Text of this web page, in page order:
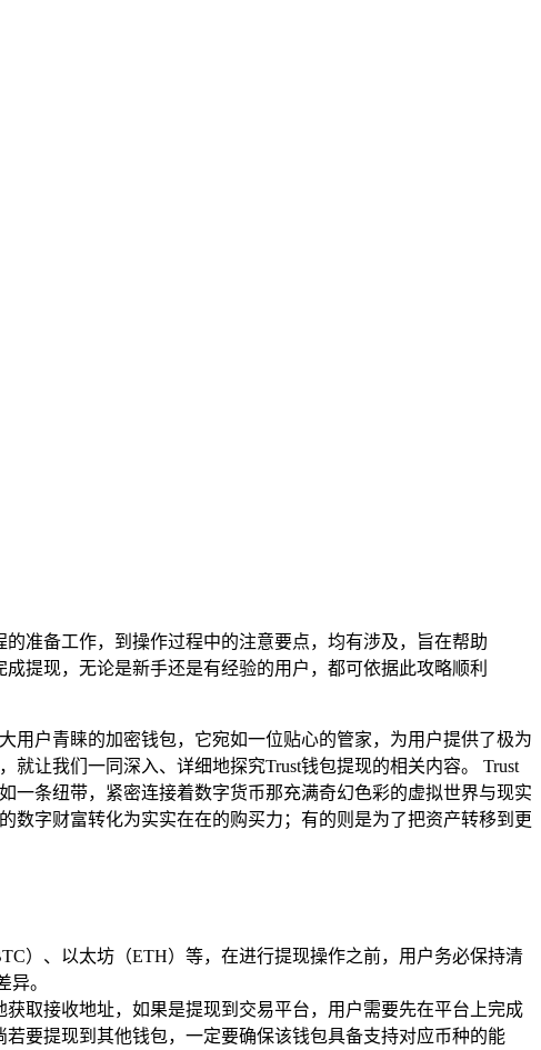
准备工作，到操作过程中的注意要点，均有涉及，旨在帮助
提现，无论是新手还是有经验的用户，都可依据此攻略顺利
用户青睐的加密钱包，它宛如一位贴心的管家，为用户提供了极为
让我们一同深入、详细地探究Trust钱包提现的相关内容。 Trust
一条纽带，紧密连接着数字货币那充满奇幻色彩的虚拟世界与现实
数字财富转化为实实在在的购买力；有的则是为了把资产转移到更
）、以太坊（ETH）等，在进行提现操作之前，用户务必保持清
。
取接收地址，如果是提现到交易平台，用户需要先在平台上完成
要提现到其他钱包，一定要确保该钱包具备支持对应币种的能